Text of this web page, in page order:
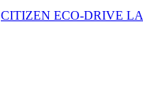
CITIZEN ECO-DRIVE